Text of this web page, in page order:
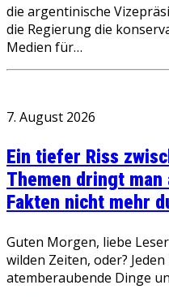
die argentinische
die Regierung die
Medien für…
7. August 2026
Ein tiefer Riss
Themen dringt
Fakten nicht mehr
Guten Morgen, liebe
wilden Zeiten, oder?
atemberaubende Dinge